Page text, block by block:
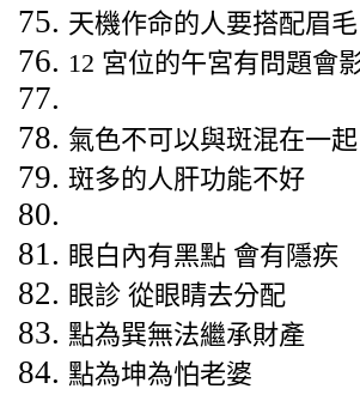
天機作命的人要搭配眉毛
12 宮位的午宮有問題會
氣色不可以與斑混在一起
斑多的人肝功能不好
眼白內有黑點 會有隱疾
眼診 從眼睛去分配
點為巽無法繼承財產
點為坤為怕老婆